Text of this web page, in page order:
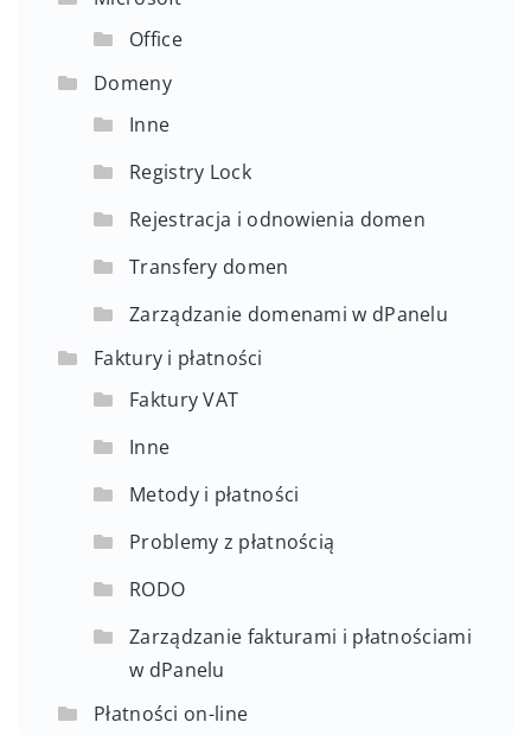
Office
Domeny
Inne
Registry Lock
Rejestracja i odnowienia domen
Transfery domen
Zarządzanie domenami w dPanelu
Faktury i płatności
Faktury VAT
Inne
Metody i płatności
Problemy z płatnością
RODO
Zarządzanie fakturami i płatnościami
w dPanelu
Płatności on-line